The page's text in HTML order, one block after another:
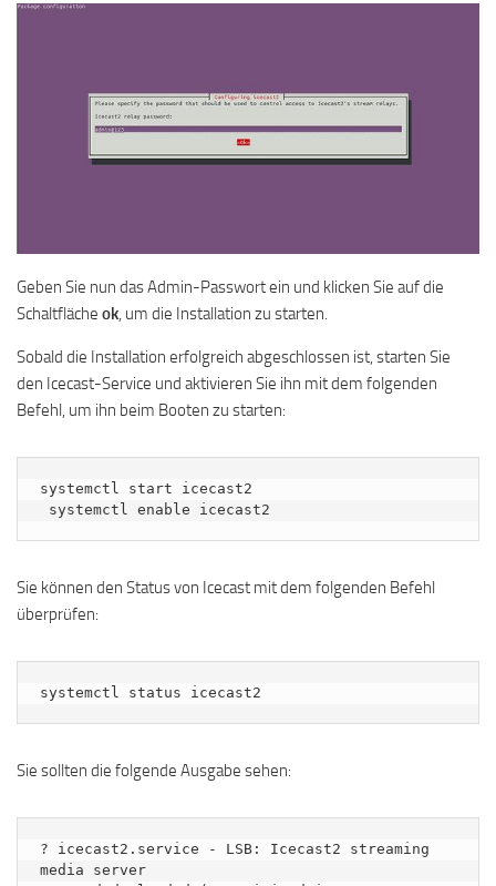
Geben Sie nun das Admin-Passwort ein und klicken Sie auf die
Schaltfläche ok, um die Installation zu starten.
Sobald die Installation erfolgreich abgeschlossen ist, starten Sie
den Icecast-Service und aktivieren Sie ihn mit dem folgenden
Befehl, um ihn beim Booten zu starten:
systemctl start icecast2
systemctl enable icecast2
Sie können den Status von Icecast mit dem folgenden Befehl
überprüfen:
systemctl status icecast2
Sie sollten die folgende Ausgabe sehen:
? icecast2.service - LSB: Icecast2 streaming
media server